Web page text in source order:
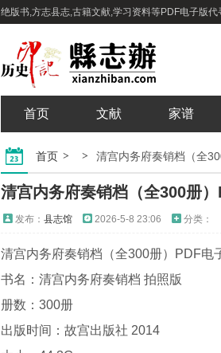
绝版书,方志县志,古籍文献,学习资料等PDF电子版
首页 文献 家谱
首页 清宫内务府奏销档（全
清宫内务府奏销档（全300册
发布： 县志馆 2026-5-8 23:06 分类：
清宫内务府奏销档（全300册）PDF电
书名：清宫内务府奏销档 拍照版
册数：300册
出版时间：故宫出版社 2014